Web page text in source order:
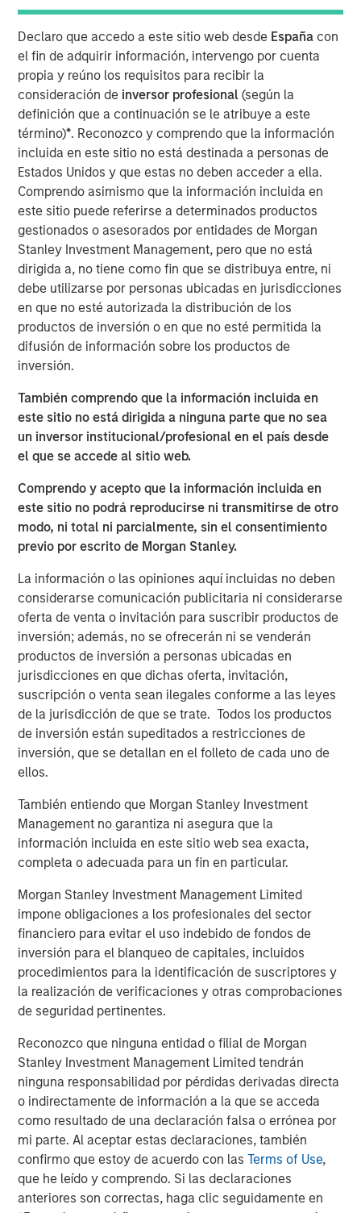
Declaro que accedo a este sitio web desde España con
el fin de adquirir información, intervengo por cuenta
propia y reúno los requisitos para recibir la
consideración de inversor profesional(según la
definición que a continuación se le atribuye a este
término)*. Reconozco y comprendo que la información
incluida en este sitio no está destinada a personas de
Estados Unidos y que estas no deben acceder a ella.
Comprendo asimismo que la información incluida en
este sitio puede referirse a determinados productos
gestionados o asesorados por entidades de Morgan
Stanley Investment Management, pero que no está
dirigida a, no tiene como fin que se distribuya entre, ni
debe utilizarse por personas ubicadas en jurisdicciones
en que no esté autorizada la distribución de los
productos de inversión o en que no esté permitida la
difusión de información sobre los productos de
inversión.
También comprendo que la información incluida en
este sitio no está dirigida a ninguna parte que no sea
un inversor institucional/profesional en el país desde
el que se accede al sitio web.
Comprendo y acepto que la información incluida en
este sitio no podrá reproducirse ni transmitirse de otro
modo, ni total ni parcialmente, sin el consentimiento
previo por escrito de Morgan Stanley.
La información o las opiniones aquí incluidas no deben
considerarse comunicación publicitaria ni considerarse
oferta de venta o invitación para suscribir productos de
inversión; además, no se ofrecerán ni se venderán
productos de inversión a personas ubicadas en
jurisdicciones en que dichas oferta, invitación,
suscripción o venta sean ilegales conforme a las leyes
de la jurisdicción de que se trate. Todos los productos
de inversión están supeditados a restricciones de
inversión, que se detallan en el folleto de cada uno de
ellos.
También entiendo que Morgan Stanley Investment
Management no garantiza ni asegura que la
información incluida en este sitio web sea exacta,
completa o adecuada para un fin en particular.
Morgan Stanley Investment Management Limited
impone obligaciones a los profesionales del sector
financiero para evitar el uso indebido de fondos de
inversión para el blanqueo de capitales, incluidos
procedimientos para la identificación de suscriptores y
la realización de verificaciones y otras comprobaciones
de seguridad pertinentes.
Reconozco que ninguna entidad o filial de Morgan
Stanley Investment Management Limited tendrán
ninguna responsabilidad por pérdidas derivadas directa
o indirectamente de información a la que se acceda
como resultado de una declaración falsa o errónea por
mi parte. Al aceptar estas declaraciones, también
confirmo que estoy de acuerdo con lasTerms of Use,
que he leído y comprendo. Si las declaraciones
anteriores son correctas, haga clic seguidamente en
Capital Partners, a private equity firm investing in
financial services and technology. CoAdvantage is being
acquired from investment funds managed by Morgan
Stanley Capital Partners (MSCP), which have owned the
company since 2015. No financial terms of the
transaction were disclosed.
Founded in 1990, CoAdvantage offers a comprehensive
HR outsourcing offering for small and medium sized
businesses. With proprietary technology and client-
dedicated support specialists, CoAdvantage assumes the
risk, administration, and compliance associated with a
range of functions including payroll, tax filings,
healthcare and ancillary benefits, and workers
compensation. With its strong sales momentum and
integration of recent acquisitions, the company now
serves more than 4,500 clients, and plans to continue its
strategy during its partnership with Aquiline.
“Aquiline Capital Partners has expertise in the insurance,
that will be valuable to our business as we continue
executing our growth strategy while maintaining the
company’s independence,” stated Clint Burgess,
President & CEO of CoAdvantage. “CoAdvantage has
benefitted immensely from Morgan Stanley Capital
Partners’ support over the years, and they have helped to
position our company for ongoing success. We sincerely
thank them for their partnership in strengthening the
business.”
“Outsourcing of human resources administration and risk
management is a growing trend, particularly in the small
and mid-sized business segment,” said Jeff Greenberg,
Chairman and Chief Executive Officer of Aquiline. “This is
driving strong demand for professional employer
organization services and CoAdvantage is well-positioned
given its scale and comprehensive product offering. We
look forward to supporting CoAdvantage and its
experienced management team, led by Clint Burgess, as
they continue to scale the business through organic
CoAdvantage has become one of the largest private PEOs
in North America through organic growth and an
established approach to integrating acquisitions. Since
2015, the company completed three acquisitions
including Progressive Employer Management Services
Company in 2017, which significantly transformed its
scale and capabilities.
“Over the course of our investment period, CoAdvantage
has become a more profitable, and more highly regarded
service provider to the ~4,000 clients the company
supports daily,” said Adam Shaw, Managing Director and
Head of Business Services at MSCP. “We are pleased to
have partnered with an exceptionally talented and deep
management team that has grown the company into a
premier provider of a comprehensive suite of outsourced
services.”
The management team, led by Mr. Burgess, will remain in
place following completion of the transaction.
Completion of the transaction is subject to customary
closing conditions, including regulatory approvals.